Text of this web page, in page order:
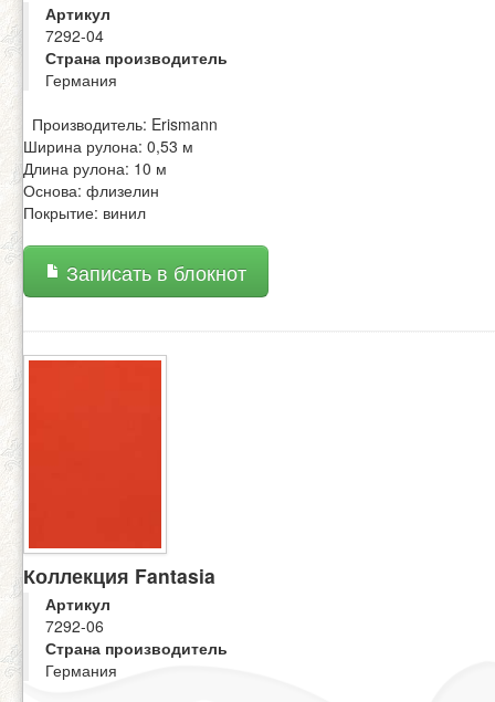
Артикул
7292-04
Страна производитель
Германия
Производитель: Erismann
Ширина рулона: 0,53 м
Длина рулона: 10 м
Основа: флизелин
Покрытие: винил
Записать в блокнот
Коллекция Fantasia
Артикул
7292-06
Страна производитель
Германия